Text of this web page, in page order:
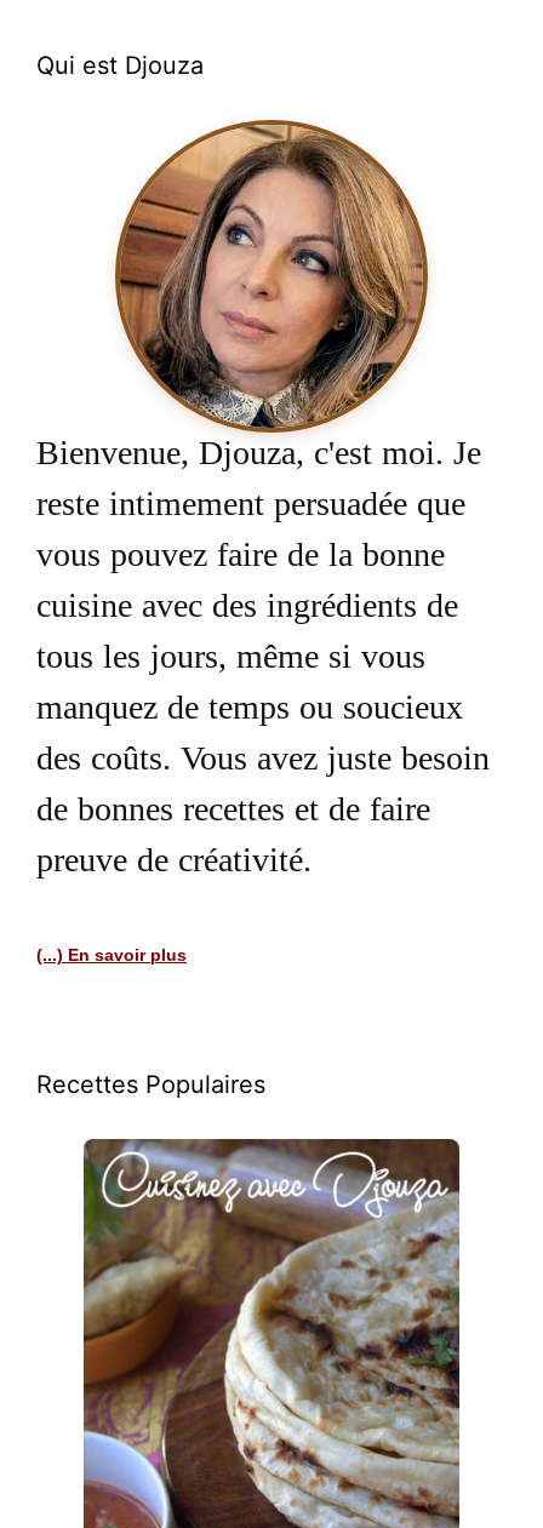
Qui est Djouza
Bienvenue, Djouza, c'est moi. Je
reste intimement persuadée que
vous pouvez faire de la bonne
cuisine avec des ingrédients de
tous les jours, même si vous
manquez de temps ou soucieux
des coûts. Vous avez juste besoin
de bonnes recettes et de faire
preuve de créativité.
(...) En savoir plus
Recettes Populaires